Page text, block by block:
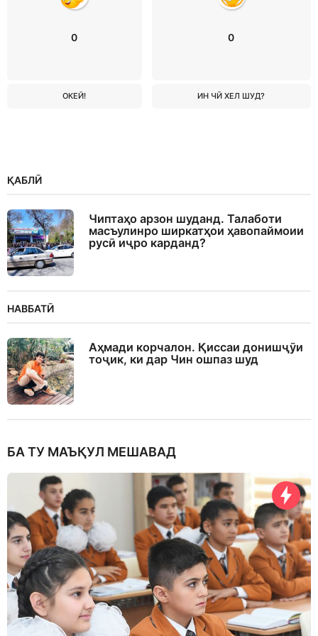
0
ОКЕЙ!
0
ИН ЧӢ ХЕЛ ШУД?
ҚАБЛӢ
Чиптаҳо арзон шуданд. Талаботи
масъулинро ширкатҳои ҳавопаймоии
русӣ иҷро карданд?
НАВБАТӢ
Аҳмади корчалон. Қиссаи донишҷӯи
тоҷик, ки дар Чин ошпаз шуд
БА ТУ МАЪҚУЛ МЕШАВАД